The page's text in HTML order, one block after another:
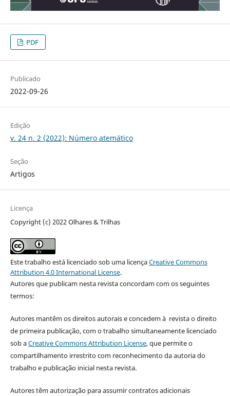
PDF
Publicado
2022-09-26
Edição
v. 24 n. 2 (2022): Número atemático
Seção
Artigos
Licença
Copyright (c) 2022 Olhares & Trilhas
Este trabalho está licenciado sob uma licençaCreative Commons
Attribution 4.0 International License.
Autores que publicam nesta revista concordam com os seguintes
termos:
Autores mantêm os direitos autorais e concedem à revista o direito
de primeira publicação, com o trabalho simultaneamente licenciado
sob aCreative Commons Attribution License, que permite o
compartilhamento irrestrito com reconhecimento da autoria do
trabalho e publicação inicial nesta revista.
Autores têm autorização para assumir contratos adicionais